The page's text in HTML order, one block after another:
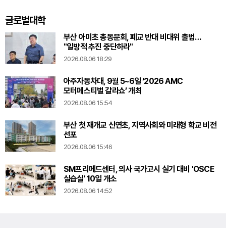
글로벌대학
부산 아미초 총동문회, 폐교 반대 비대위 출범…
"일방적 추진 중단하라"
2026.08.06 18:29
아주자동차대, 9월 5~6일 ‘2026 AMC
모터페스티벌 갈라쇼’ 개최
2026.08.06 15:54
부산 첫 재개교 신연초, 지역사회와 미래형 학교 비전
선포
2026.08.06 15:46
SM프리메드센터, 의사 국가고시 실기 대비 'OSCE
실습실' 10일 개소
2026.08.06 14:52